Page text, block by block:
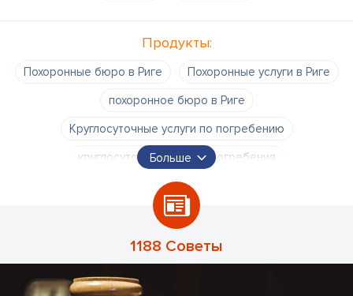
Продукты:
Похоронные бюро в Риге
Похоронные услуги в Риге
похоронное бюро в Риге
Круглосуточные услуги по погребению
круглосуточный сервис погребения
круглосуточное похоронное бюро
услуги по погребению цены
Организация похорон
Цены на гробы
Больше
1188 Советы